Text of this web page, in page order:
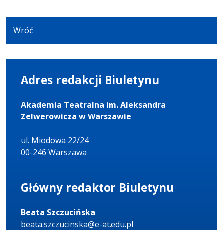
Wróć
Adres redakcji Biuletynu
Akademia Teatralna im. Aleksandra
Zelwerowicza w Warszawie
ul. Miodowa 22/24
00-246 Warszawa
Główny redaktor Biuletynu
Beata Szczucińska
beata.szczucinska@e-at.edu.pl